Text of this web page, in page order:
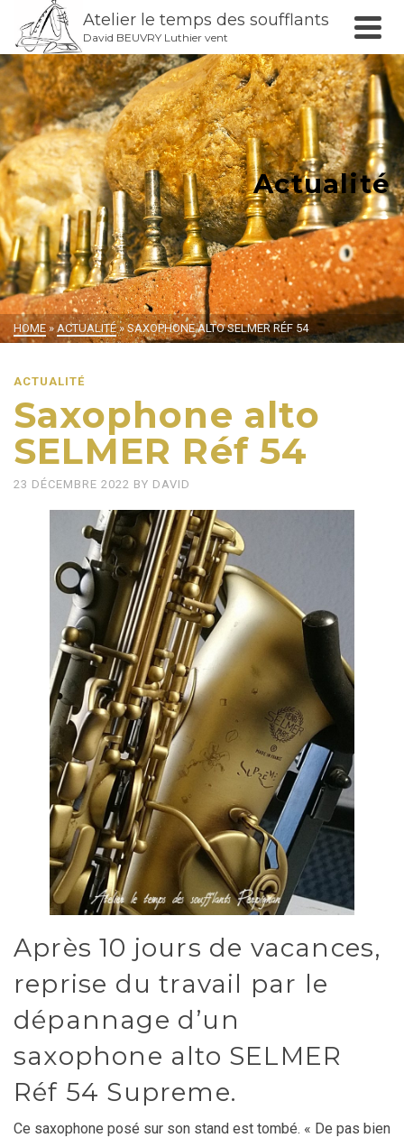
Atelier le temps des soufflants
David BEUVRY Luthier vent
Actualité
HOME » ACTUALITÉ » SAXOPHONE ALTO SELMER RÉF 54
ACTUALITÉ
Saxophone alto
SELMER Réf 54
23 DÉCEMBRE 2022 BY DAVID
Après 10 jours de vacances,
reprise du travail par le
dépannage d’un
saxophone alto SELMER
Réf 54 Supreme.
Ce saxophone posé sur son stand est tombé. « De pas bien